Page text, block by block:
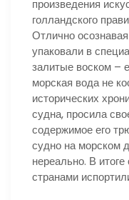
произведения
голландского
Отлично
упаковали в
залитые воском –
морская вода не
исторических
судна, просила
содержимое его
судно на морском
нереально. В
странами